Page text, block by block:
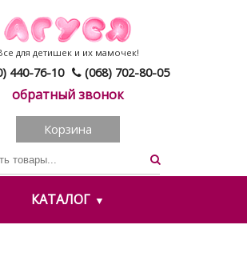
440-76-10 (068) 702-80-05
обратный звонок
для детишек и их мамочек!
Корзина
КАТАЛОГ